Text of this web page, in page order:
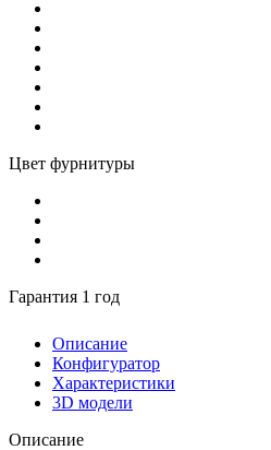
Цвет фурнитуры
Гарантия 1 год
Описание
Конфигуратор
Характеристики
3D модели
Описание